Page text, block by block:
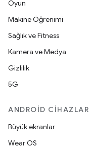
Oyun
Makine Öğrenimi
Sağlık ve Fitness
Kamera ve Medya
Gizlilik
5G
ANDROID CIHAZLAR
Büyük ekranlar
Wear OS